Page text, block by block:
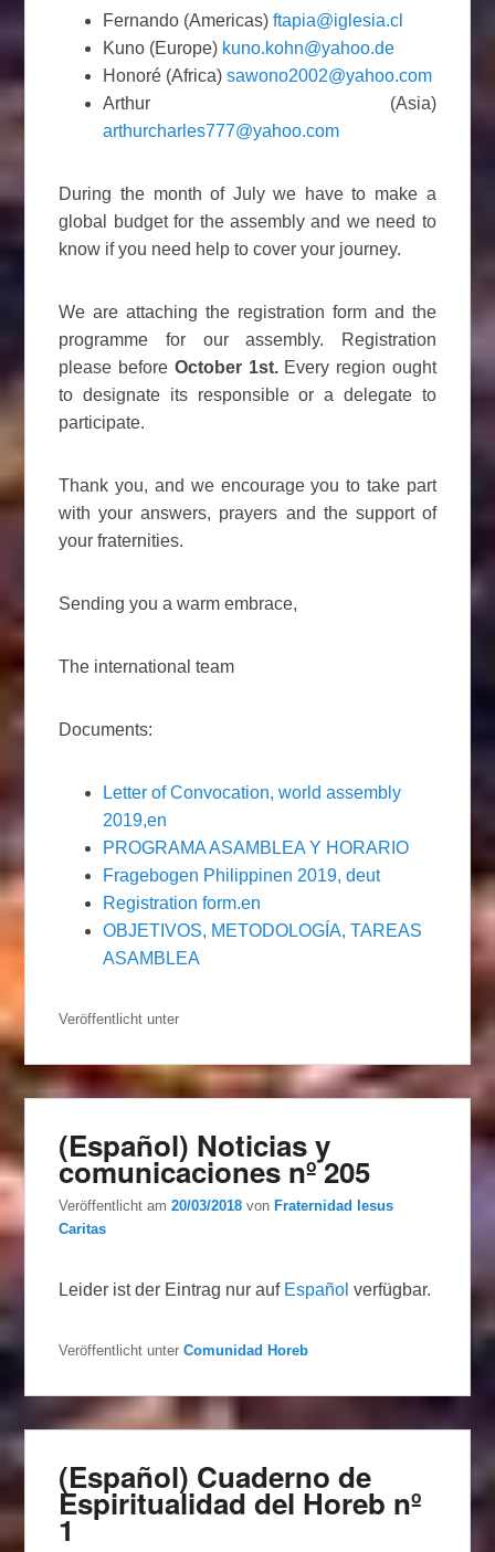
Fernando (Americas)ftapia@iglesia.cl
Kuno (Europe) kuno.kohn@yahoo.de
Honoré (Africa)sawono2002@yahoo.com
Arthur (Asia)
arthurcharles777@yahoo.com
During the month of July we have to make a
global budget for the assembly and we need to
know if you need help to cover your journey.
We are attaching the registration form and the
programme for our assembly. Registration
please before October 1st.Every region ought
to designate its responsible or a delegate to
participate.
Thank you, and we encourage you to take part
with your answers, prayers and the support of
your fraternities.
Sending you a warm embrace,
The international team
Documents:
Letter of Convocation, world assembly
2019,en
PROGRAMA ASAMBLEA Y HORARIO
Fragebogen Philippinen 2019, deut
Registration form.en
OBJETIVOS, METODOLOGÍA, TAREAS
ASAMBLEA
Veröffentlicht unter
(Español) Noticias y
comunicaciones nº 205
Veröffentlicht am20/03/2018 von Fraternidad Iesus
Caritas
Leider ist der Eintrag nur auf Español verfügbar.
Veröffentlicht unter Comunidad Horeb
(Español) Cuaderno de
Espiritualidad del Horeb nº
1